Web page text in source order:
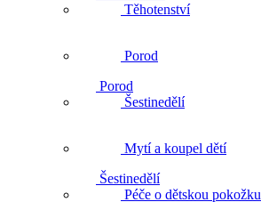
Porod
Šestinedělí
Mytí a koupel dětí
Těhotenství
Porod
Šestinedělí
Mytí a koupel dětí
Péče o dětskou pokožku